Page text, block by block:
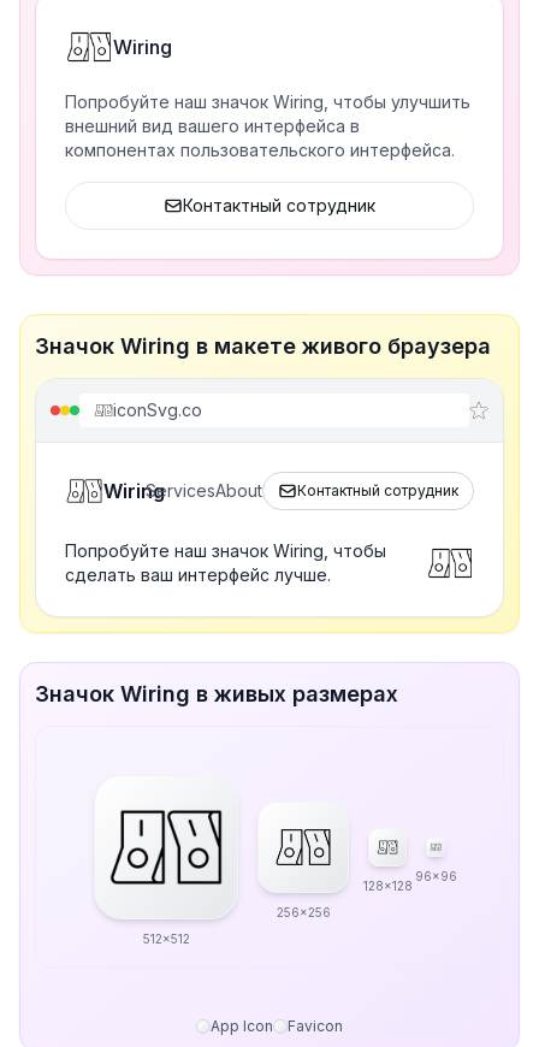
Wiring
Попробуйте наш значок Wiring, чтобы улучшить
внешний вид вашего интерфейса в
компонентах пользовательского интерфейса.
Контактный сотрудник
Значок Wiring в макете живого браузера
iconSvg.co
WiringServicesAbout Контактный сотрудник
Попробуйте наш значок Wiring, чтобы
сделать ваш интерфейс лучше.
Значок Wiring в живых размерах
512x512
256x256
128x128
96x96
App Icon Favicon